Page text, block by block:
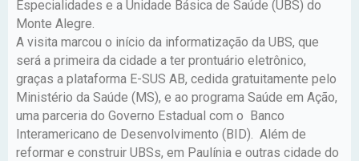
Especialidades e a Unidade Básica de Saúde (UBS) do
Monte Alegre.
A visita marcou o início da informatização da UBS, que
será a primeira da cidade a ter prontuário eletrônico,
graças a plataforma E-SUS AB, cedida gratuitamente pelo
Ministério da Saúde (MS), e ao programa Saúde em Ação,
uma parceria do Governo Estadual com o Banco
Interamericano de Desenvolvimento (BID). Além de
reformar e construir UBSs, em Paulínia e outras cidade do